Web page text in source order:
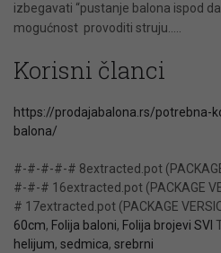
izbegavati “pustanje balona ispod
mogućnost provoditi struju…..
Korisni članci
https://prodajabalona.rs/potrebna-
balona/
#-#-#-#-# 8extracted.pot
#-#-# 16extracted.pot (PACKAGE
# 17extracted.pot (PACKAGE
60cm, Folija baloni, Folija brojevi SVI
helijum, sedmica, srebrni